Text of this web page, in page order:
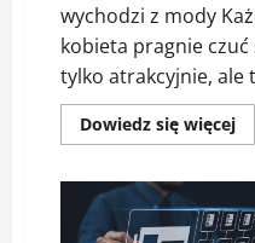
wychodzi z mody
kobieta pragnie czuć
tylko atrakcyjnie, ale
Dowiedz się więcej
się